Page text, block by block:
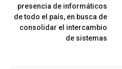
presencia de informáticos
de todo el país, en busca de
consolidar el intercambio
de sistemas